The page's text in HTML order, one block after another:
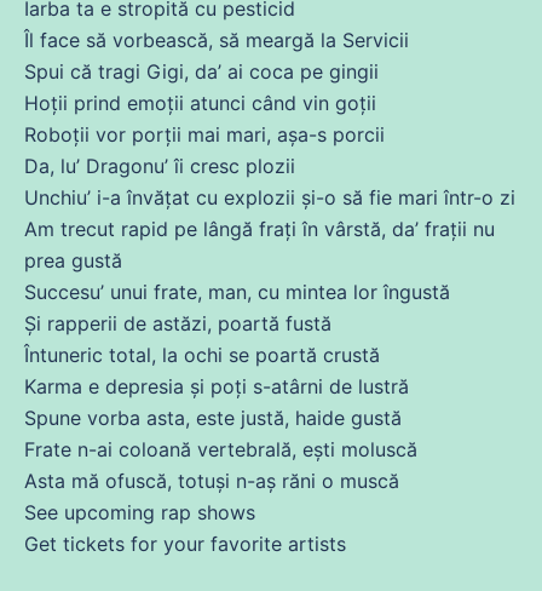
Iarba ta e stropită cu pesticid
Îl face să vorbească, să meargă la Servicii
Spui că tragi Gigi, da’ ai coca pe gingii
Hoții prind emoții atunci când vin goții
Roboții vor porții mai mari, așa-s porcii
Da, lu’ Dragonu’ îi cresc plozii
Unchiu’ i-a învățat cu explozii și-o să fie mari într-o zi
Am trecut rapid pe lângă frați în vârstă, da’ frații nu
prea gustă
Succesu’ unui frate, man, cu mintea lor îngustă
Și rapperii de astăzi, poartă fustă
Întuneric total, la ochi se poartă crustă
Karma e depresia și poți s-atârni de lustră
Spune vorba asta, este justă, haide gustă
Frate n-ai coloană vertebrală, ești moluscă
Asta mă ofuscă, totuși n-aș răni o muscă
See upcoming rap shows
Get tickets for your favorite artists